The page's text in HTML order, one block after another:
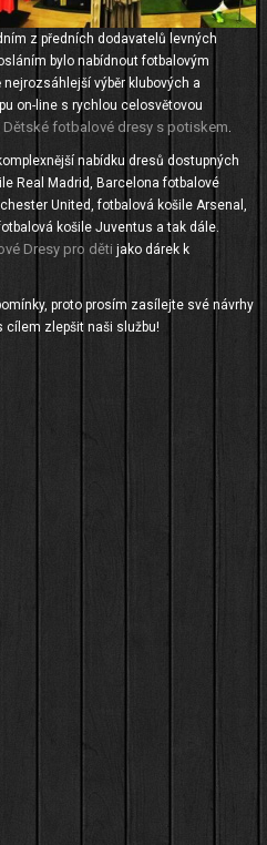
z předních dodavatelů levných
bylo nabídnout fotbalovým
výběr klubových a
on-line s rychlou celosvětovou
Dětské fotbalové dresy s potiskem
nabídku dresů dostupných
Real Madrid, Barcelona fotbalové
United, fotbalová košile Arsenal,
košile Juventus a tak dále.
Dresy pro děti jako dárek k
proto prosím zasílejte své návrhy
cílem zlepšit naši službu!